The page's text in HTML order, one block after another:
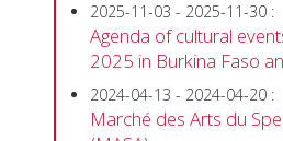
2025-11-03 - 2025-11-30 :
Agenda of cultural
2025 in Burkina Faso
2024-04-13 - 2024-04-20 :
Marché des Arts du